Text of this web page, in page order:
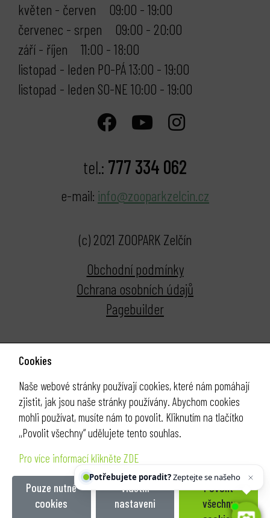
květen - červen 09:00 - 19:00
červenec - srpen 09:00 - 20:00
září - říjen 11:00 - 18:00
listopad - leden PO-PÁ 13:00 - 19:00
listopad - leden SO-NE 10:00 - 19:00
tel.: 777 334 062
e-mail: info@zooparkzelcin.cz
(c) 2021 ZOOPARK Zelčín
Obchodní podmínky
Ochrana osobních údajů
Pagebuilder
Cookies
Naše webové stránky používají cookies, které nám pomáhají
zjistit, jak jsou naše stránky používány. Abychom cookies
mohli používat, musíte nám to povolit. Kliknutím na tlačítko
,,Povolit všechny“ udělujete tento souhlas.
Pro více informací klikněte ZDE
Pouze nutné
cookies
Vlastní
nastaveni
Povolit
všechny
Potřebujete poradit?Zeptejte se našeho a